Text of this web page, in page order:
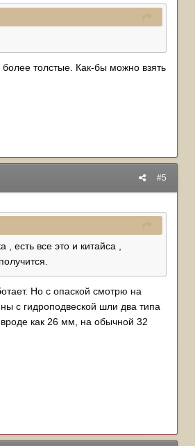
толстые. Как-бы можно взять
#5
есть все это и китайса ,
Но с опаской смотрю на
с гидроподвеской шли два типа
как 26 мм, на обычной 32